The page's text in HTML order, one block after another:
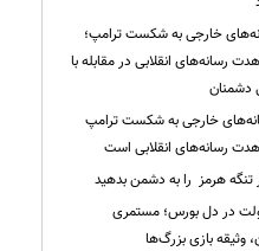
خارجی به شکست ترامپ؛
رسانه‌های انقلابی در مقابله با
دشمنان
خارجی به شکست ترامپ
رسانه‌های انقلابی است
تنگه هرمز را به دشمن بدهید
در دل بورس؛ مستمری
وثیقه بازی بزرگ‌ها